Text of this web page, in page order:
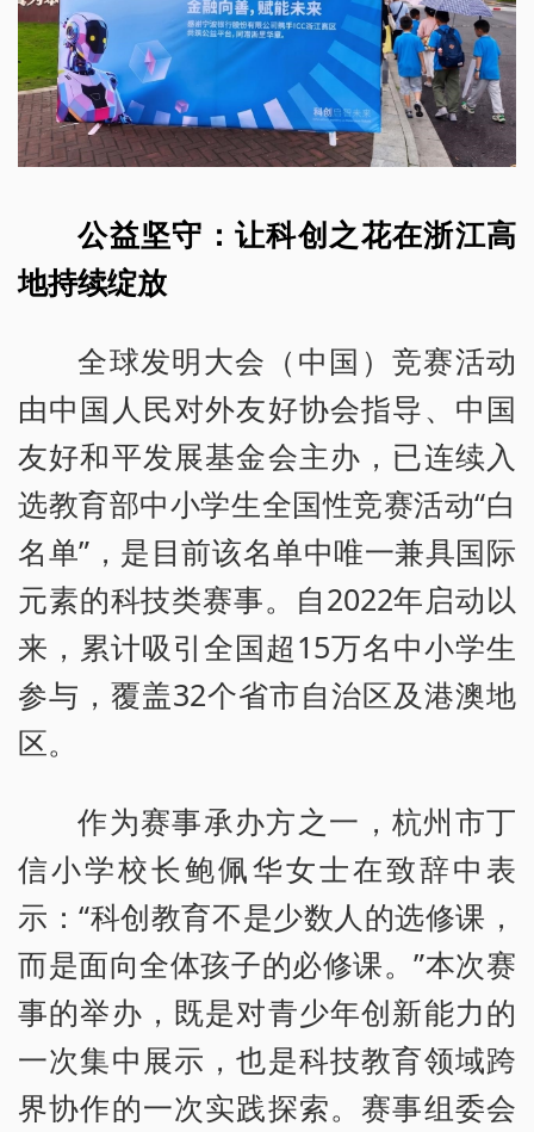
公益坚守：让科创之花在浙江高
地持续绽放
全球发明大会（中国）竞赛活动
由中国人民对外友好协会指导、中国
友好和平发展基金会主办，已连续入
选教育部中小学生全国性竞赛活动“白
名单”，是目前该名单中唯一兼具国际
元素的科技类赛事。自2022年启动以
来，累计吸引全国超15万名中小学生
参与，覆盖32个省市自治区及港澳地
区。
作为赛事承办方之一，杭州市丁
信小学校长鲍佩华女士在致辞中表
示：“科创教育不是少数人的选修课，
而是面向全体孩子的必修课。”本次赛
事的举办，既是对青少年创新能力的
一次集中展示，也是科技教育领域跨
界协作的一次实践探索。赛事组委会